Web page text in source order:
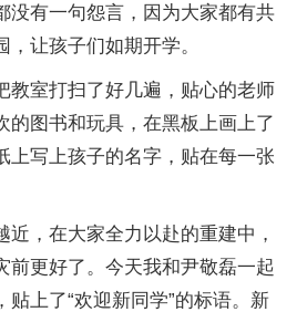
有一句怨言，因为大家都有共
让孩子们如期开学。
教室打扫了好几遍，贴心的老师
的图书和玩具，在黑板上画上了
上写上孩子的名字，贴在每一张
近，在大家全力以赴的重建中，
前更好了。今天我和尹敬磊一起
贴上了“欢迎新同学”的标语。新